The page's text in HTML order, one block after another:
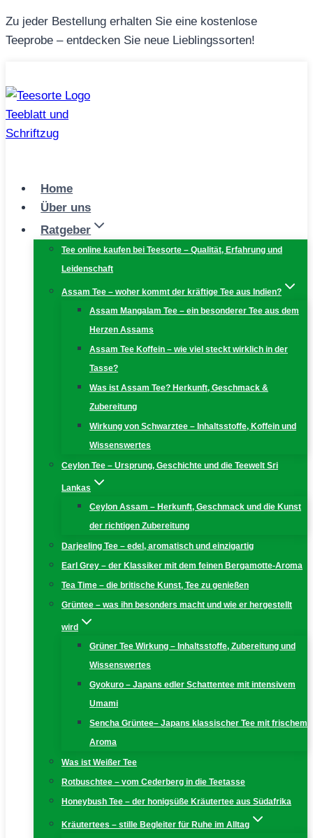
Zum
Inhalt
Zu jeder Bestellung erhalten Sie eine kostenlose
Teeprobe – entdecken Sie neue Lieblingssorten!
Home
Über uns
Ratgeber
Tee online kaufen bei Teesorte – Qualität, Erfahrung und
Leidenschaft
Assam Tee – woher kommt der kräftige Tee aus Indien?
Assam Mangalam Tee – ein besonderer Tee aus dem
Herzen Assams
Assam Tee Koffein – wie viel steckt wirklich in der
Tasse?
Was ist Assam Tee? Herkunft, Geschmack &
Zubereitung
Wirkung von Schwarztee – Inhaltsstoffe, Koffein und
Wissenswertes
Ceylon Tee – Ursprung, Geschichte und die Teewelt Sri
Lankas
Ceylon Assam – Herkunft, Geschmack und die Kunst
der richtigen Zubereitung
Darjeeling Tee – edel, aromatisch und einzigartig
Earl Grey – der Klassiker mit dem feinen Bergamotte-Aroma
Tea Time – die britische Kunst, Tee zu genießen
Grüntee – was ihn besonders macht und wie er hergestellt
wird
Grüner Tee Wirkung – Inhaltsstoffe, Zubereitung und
Wissenswertes
Gyokuro – Japans edler Schattentee mit intensivem
Umami
Sencha Grüntee– Japans klassischer Tee mit frischem
Aroma
Was ist Weißer Tee
Rotbuschtee – vom Cederberg in die Teetasse
Honeybush Tee – der honigsüße Kräutertee aus Südafrika
Kräutertees – stille Begleiter für Ruhe im Alltag